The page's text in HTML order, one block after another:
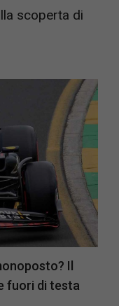
scoperta di
Il
fuori di testa